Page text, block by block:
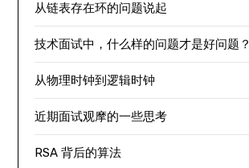
从链表存在环的问题说起
技术面试中，什么样的问题才是好问题？
从物理时钟到逻辑时钟
近期面试观摩的一些思考
RSA 背后的算法